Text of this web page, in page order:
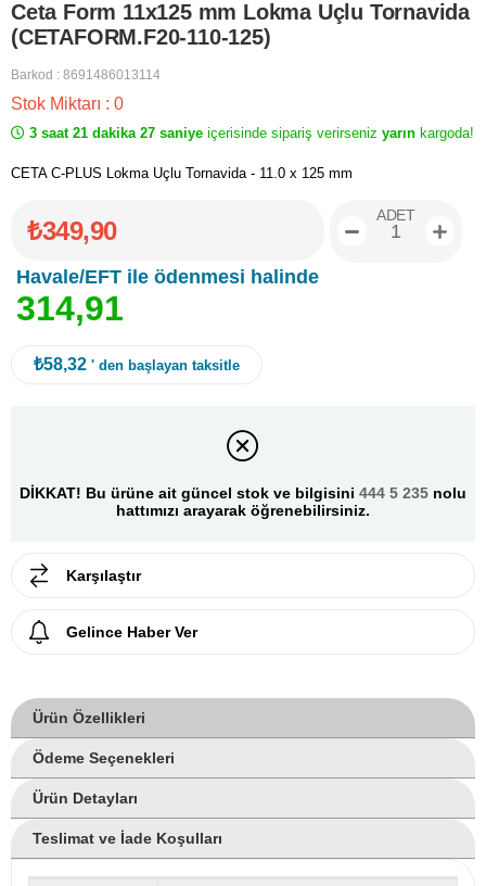
Ceta Form 11x125 mm Lokma Uçlu Tornavida
(CETAFORM.F20-110-125)
Barkod : 8691486013114
Stok Miktarı : 0
3 saat 21 dakika 27 saniye içerisinde sipariş verirseniz yarın kargoda!
CETA C-PLUS Lokma Uçlu Tornavida - 11.0 x 125 mm
₺349,90
Havale/EFT ile ödenmesi halinde
314,91
ADET
₺58,32 ' den başlayan taksitle
DİKKAT! Bu ürüne ait güncel stok ve bilgisini 444 5 235 nolu
hattımızı arayarak öğrenebilirsiniz.
Karşılaştır
Gelince Haber Ver
Ürün Özellikleri
Ödeme Seçenekleri
Ürün Detayları
Teslimat ve İade Koşulları